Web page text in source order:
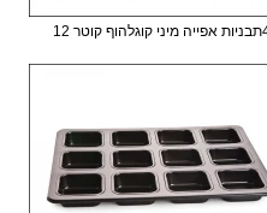
סט 4תבניות אפייה מיני קוגלהוף קוטר 12